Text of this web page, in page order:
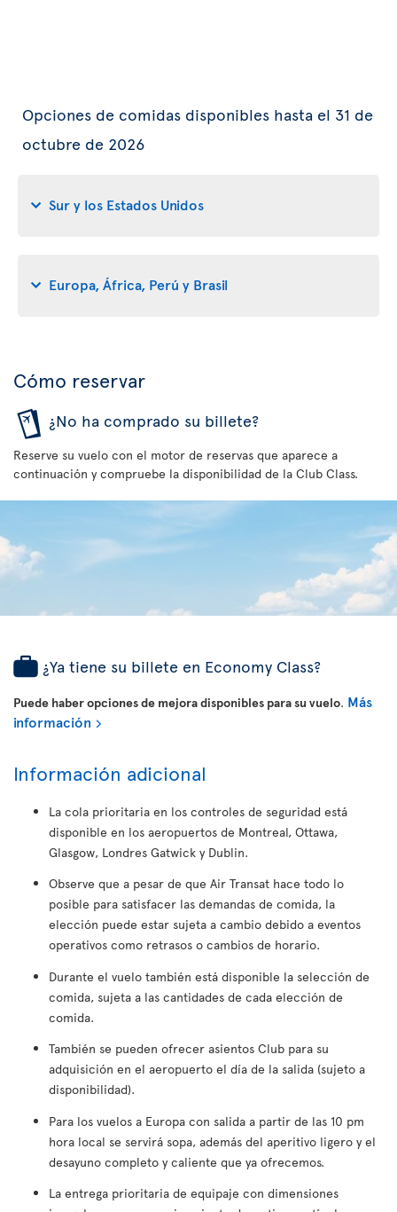
Opciones de comidas disponibles hasta el 31 de
octubre de 2026
Sur y los Estados Unidos
Europa, África, Perú y Brasil
Cómo reservar
¿No ha comprado su billete?
Reserve su vuelo con el motor de reservas que aparece a
continuación y compruebe la disponibilidad de la Club Class.
¿Ya tiene su billete en Economy Class?
Puede haber opciones de mejora disponibles para su vuelo. Más
información
Información adicional
La cola prioritaria en los controles de seguridad está
disponible en los aeropuertos de Montreal, Ottawa,
Glasgow, Londres Gatwick y Dublin.
Observe que a pesar de que Air Transat hace todo lo
posible para satisfacer las demandas de comida, la
elección puede estar sujeta a cambio debido a eventos
operativos como retrasos o cambios de horario.
Durante el vuelo también está disponible la selección de
comida, sujeta a las cantidades de cada elección de
comida.
También se pueden ofrecer asientos Club para su
adquisición en el aeropuerto el día de la salida (sujeto a
disponibilidad).
Para los vuelos a Europa con salida a partir de las 10 pm
hora local se servirá sopa, además del aperitivo ligero y el
desayuno completo y caliente que ya ofrecemos.
La entrega prioritaria de equipaje con dimensiones